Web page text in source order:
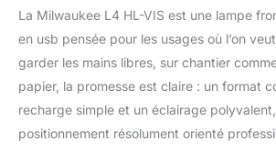
La Milwaukee L4 HL-VIS est une lampe
en usb pensée pour les usages où l’on
garder les mains libres, sur chantier
papier, la promesse est claire : un format
recharge simple et un éclairage
positionnement résolument orienté